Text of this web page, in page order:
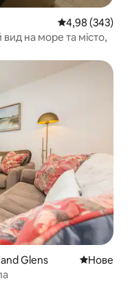
Середня
4,98 (343)
на море та місто,
Glens Нове
Нове